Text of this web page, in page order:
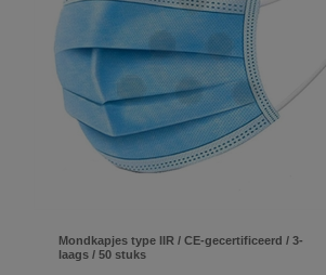
Mondkapjes type IIR / CE-gecertificeerd / 3-
laags / 50 stuks